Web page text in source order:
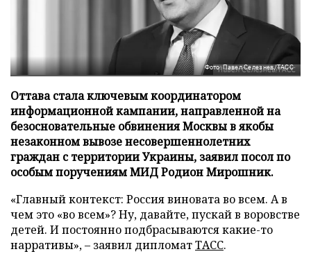
Фото: Павел Селезнев/ТАСС
Оттава стала ключевым координатором
информационной кампании, направленной на
безосновательные обвинения Москвы в якобы
незаконном вывозе несовершеннолетних
граждан с территории Украины, заявил посол по
особым поручениям МИД Родион Мирошник.
«Главный контекст: Россия виновата во всем. А в
чем это «во всем»? Ну, давайте, пускай в воровстве
детей. И постоянно подбрасываются какие-то
нарративы», – заявил дипломатТАСС.